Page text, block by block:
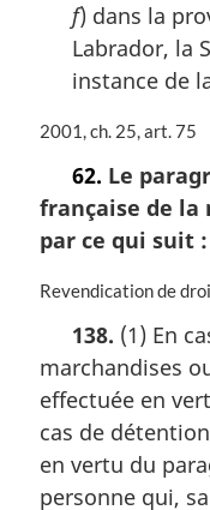
l
f) dans la
Labrador, la
instance de
N
e
m
a
r
l
e
:
2001, ch. 25, art. 75
62. Le
française de la
par ce qui suit :
N
e
m
r
g
i
Revendication de
138. (1) En
marchandises
effectuée en
cas de
en vertu du
personne qui,